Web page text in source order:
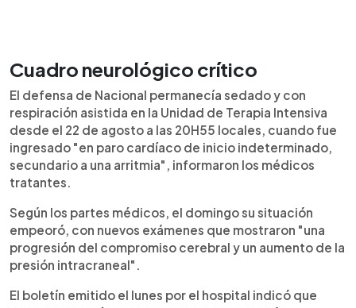
Cuadro neurológico crítico
El defensa de Nacional permanecía sedado y con
respiración asistida en la Unidad de Terapia Intensiva
desde el 22 de agosto a las 20H55 locales, cuando fue
ingresado "en paro cardíaco de inicio indeterminado,
secundario a una arritmia", informaron los médicos
tratantes.
Según los partes médicos, el domingo su situación
empeoró, con nuevos exámenes que mostraron "una
progresión del compromiso cerebral y un aumento de la
presión intracraneal".
El boletín emitido el lunes por el hospital indicó que